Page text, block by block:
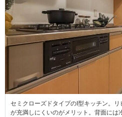
セミクローズドタイプのI型キッチン。
が充満しにくいのがメリット。背面には